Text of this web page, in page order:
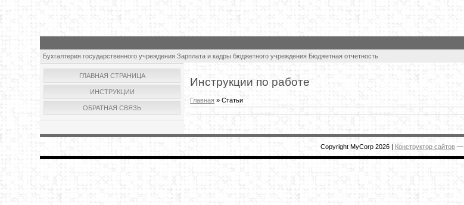
Бухгалтерия государственного учреждения Зарплата и кадры бюджетного учреждения Бюджетная отчетность
ГЛАВНАЯ СТРАНИЦА
ИНСТРУКЦИИ
ОБРАТНАЯ СВЯЗЬ
Инструкции по работе
Главная »Статьи
Copyright MyCorp 2026| Конструктор сайтов—